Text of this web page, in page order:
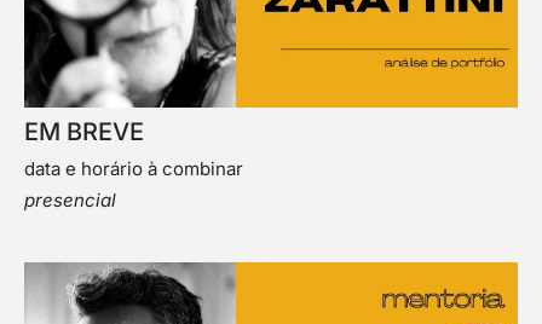
EM BREVE
data e horário à combinar
presencial